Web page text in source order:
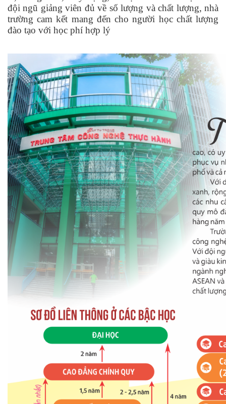
đội ngũ giảng viên đủ về số lượng và chất lượng, nhà
trường cam kết mang đến cho người học chất lượng
đào tạo với học phí hợp lý